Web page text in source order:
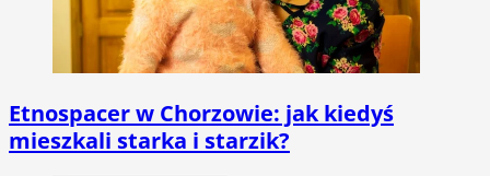
Etnospacer w Chorzowie: jak kiedyś
mieszkali starka i starzik?